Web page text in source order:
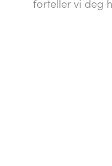
forteller vi deg